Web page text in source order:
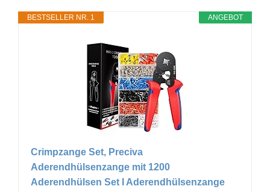
ANGEBOT
BESTSELLER NR. 1
Crimpzange Set, Preciva
Aderendhülsenzange mit 1200
Aderendhülsen Set I Aderendhülsenzange